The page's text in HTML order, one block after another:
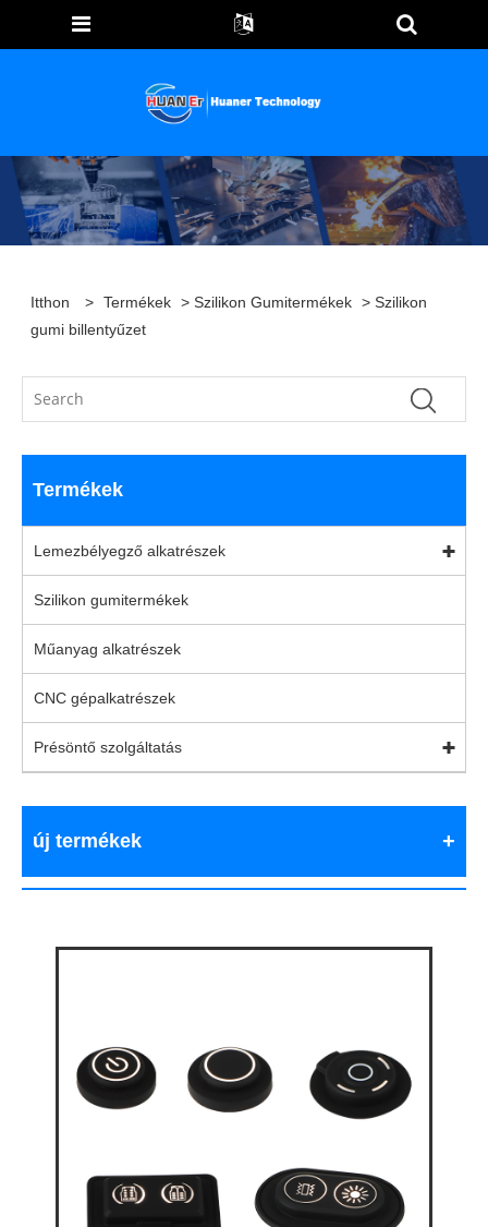
Itthon > Termékek >Szilikon Gumitermékek > Szilikon
gumi billentyűzet
Termékek
Lemezbélyegző alkatrészek
Szilikon gumitermékek
Műanyag alkatrészek
CNC gépalkatrészek
Présöntő szolgáltatás
új termékek